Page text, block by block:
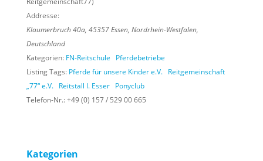
Addresse:
Klaumerbruch 40a, 45357Essen, Nordrhein-Westfalen,
Deutschland
Kategorien: FN-Reitschule
Pferdebetriebe
Listing Tags: Pferde für unsere Kinder e.V. Reitgemeinschaft
„77“ e.V. Reitstall I. Esser Ponyclub
Telefon-Nr.:+49 (0) 157 / 529 00 665
Kategorien